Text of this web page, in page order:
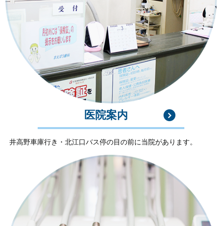
医院案内
井高野車庫行き・北江口バス停の目の前に当院があります。